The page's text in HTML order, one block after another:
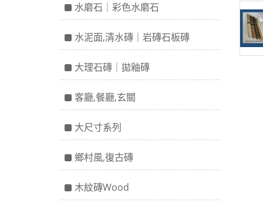
水磨石｜彩色水磨石
水泥面,清水磚｜岩磚石板磚
大理石磚｜拋釉磚
客廳,餐廳,玄關
大尺寸系列
鄉村風,復古磚
木紋磚Wood